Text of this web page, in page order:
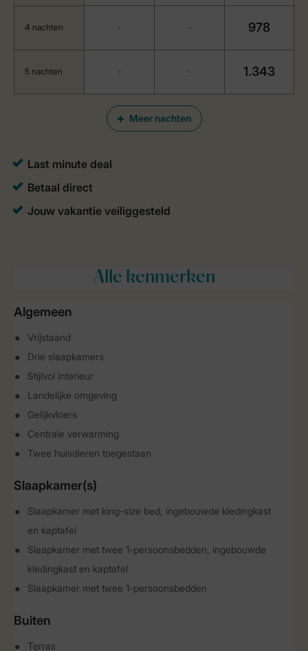
Meer nachten
4 nachten - - 978
5 nachten - - 1.343
Alle kenmerken
Algemeen
Vrijstaand
Drie slaapkamers
Stijlvol interieur
Landelijke omgeving
Gelijkvloers
Centrale verwarming
Twee huisdieren toegestaan
Slaapkamer(s)
Slaapkamer met king-size bed, ingebouwde kledingkast
en kaptafel
Slaapkamer met twee 1-persoonsbedden, ingebouwde
kledingkast en kaptafel
Slaapkamer met twee 1-persoonsbedden
Buiten
Terras